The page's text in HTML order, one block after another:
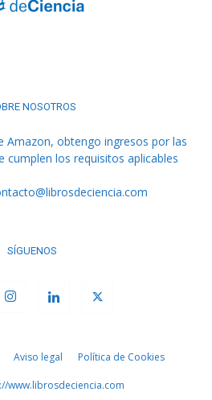
NOSOTROS
Amazon, obtengo ingresos por las
cumplen los requisitos aplicables
SÍGUENOS
Aviso legal Política de Cookies
www.librosdeciencia.com